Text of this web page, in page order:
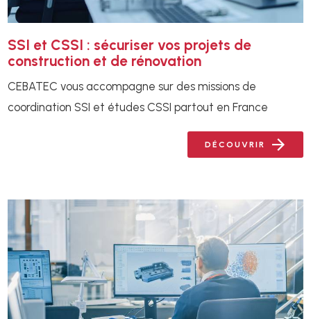
SSI et CSSI : sécuriser vos projets de
construction et de rénovation
CEBATEC vous accompagne sur des missions de
coordination SSI et études CSSI partout en France
DÉCOUVRIR